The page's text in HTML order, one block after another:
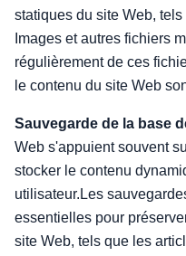
statiques du site Web,
Images et autres fichiers
régulièrement de ces
le contenu du site Web
Sauvegarde de la base
Web s'appuient souvent
stocker le contenu
utilisateur.Les
essentielles pour
site Web, tels que les